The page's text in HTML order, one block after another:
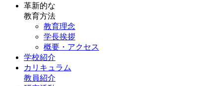
革新的な
教育方法
教育理念
学長挨拶
概要・アクセス
学校紹介
カリキュラム
教員紹介